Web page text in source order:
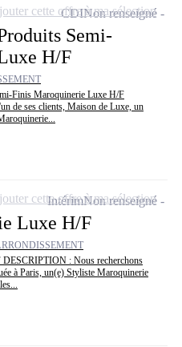
Semi-
H/F
Finis Maroquinerie Luxe H/F
de ses clients, Maison de Luxe, un
CDINon renseigné
cette offre à ma sélection
Luxe H/F
: Nous recherchons
à Paris, un(e) Styliste Maroquinerie
IntérimNon renseigné
cette offre à ma sélection